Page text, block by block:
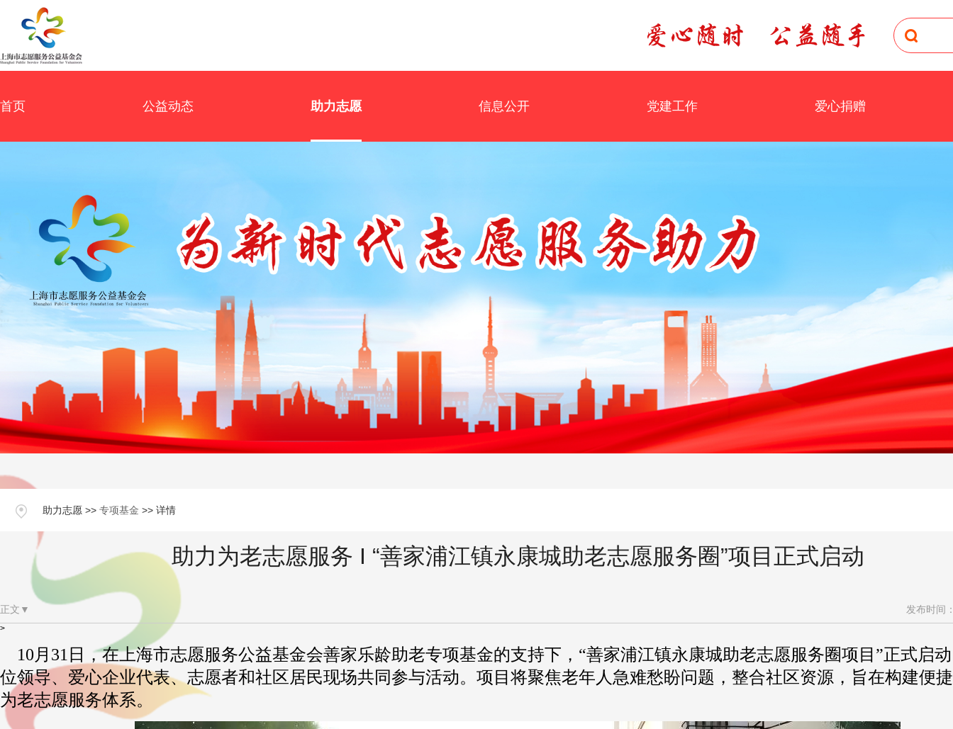
首页 公益动态 助力志愿 信息公开 党建工作 爱心捐赠
助力志愿 >> 专项基金 >> 详情
助力为老志愿服务 I “善家浦江镇永康城助老志愿服务圈”项目正式启动
正文▼ 发布时间
>
10月31日，在上海市志愿服务公益基金会善家乐龄助老专项基金的支持下，“善家浦江镇永康城助老志愿服务圈项目”正式启
位领导、爱心企业代表、志愿者和社区居民现场共同参与活动。项目将聚焦老年人急难愁盼问题，整合社区资源，旨在构建便
为老志愿服务体系。